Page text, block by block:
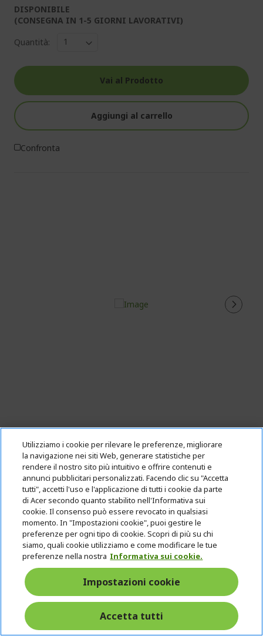
DISPONIBILE
(CONSEGNA IN 1-5 GIORNI LAVORATIVI)
Quantità:
Vai al Prodotto
Aggiungi al carrello
Confronta
Acer Nitro XF0 Monitor gaming | XF240YW3 |
Nero
Rif. UM.QX0EE.320
30 € DI
SCONTO
Applicato automaticamente nel
carrello
Display: 60,5 cm (23,8") Full HD (1920 x 1080) 240
Hz
Tecnologia a pannelli: IPS (178°x178°) AMD
FreeSync™ Certificato Premium, HDR Ready (HDR
Utilizziamo i cookie per rilevare le preferenze, migliorare
la navigazione nei siti Web, generare statistiche per
rendere il nostro sito più intuitivo e offrire contenuti e
annunci pubblicitari personalizzati. Facendo clic su "Accetta
tutti", accetti l'uso e l'applicazione di tutti i cookie da parte
di Acer secondo quanto stabilito nell'Informativa sui
cookie. Il consenso può essere revocato in qualsiasi
momento. In "Impostazioni cookie", puoi gestire le
preferenze per ogni tipo di cookie. Scopri di più su chi
siamo, quali cookie utilizziamo e come modificare le tue
preferenze nella nostra Informativa sui cookie.
Impostazioni cookie
Accetta tutti